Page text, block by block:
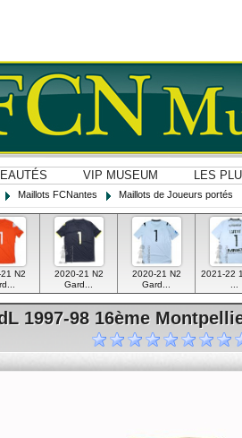
VIP MUSEUM LES
Maillots FCNantes Maillots de Joueurs portés
N2
2020-21 N2
Gard...
2020-21 N2
Gard...
2021-22
1997-98 16ème